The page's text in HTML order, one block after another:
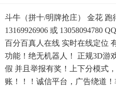
斗牛（拼十/明牌抢庄） 金花 跑
13169926906 或 13058094780
百分百真人在线 实时在线定位
功能！绝无机器人！ 正规3D游
假 并且举报有奖！上下分模式
账！！！诚信平台，广告绕道